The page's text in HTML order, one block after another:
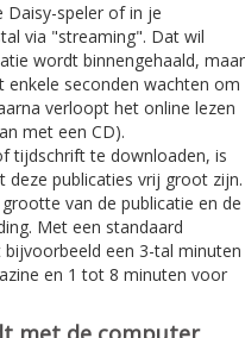
Daisy-speler of in je
via "streaming". Dat wil
wordt binnengehaald, maar
enkele seconden wachten om
verloopt het online lezen
met een CD).
tijdschrift te downloaden, is
publicaties vrij groot zijn.
van de publicatie en de
Met een standaard
een 3-tal minuten
en 1 tot 8 minuten voor